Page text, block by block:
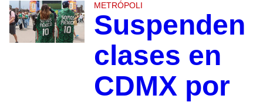
METRÓPOLI
Suspenden
clases en
CDMX por